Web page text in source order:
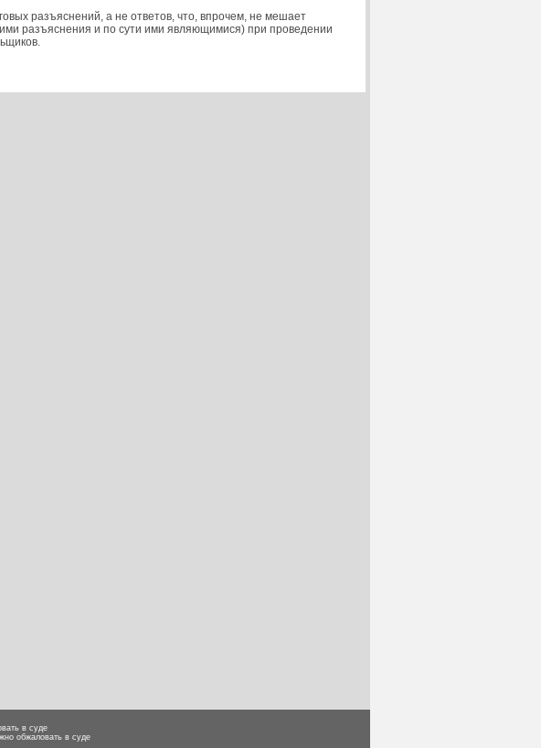
разъяснений, а не ответов, что, впрочем, не мешает
разъяснения и по сути ими являющимися) при проведении
в суде
обжаловать в суде